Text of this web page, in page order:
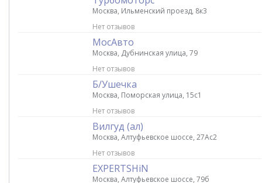
Москва, Ильменский проезд, 8к3
Нет отзывов
МосАвто
Москва, Дубнинская улица, 79
Нет отзывов
Б/Ушечка
Москва, Поморская улица, 15с1
Нет отзывов
Вилгуд (ал)
Москва, Алтуфьевское шоссе, 27Ас2
Нет отзывов
EXPERTSHiN
Москва, Алтуфьевское шоссе, 79б